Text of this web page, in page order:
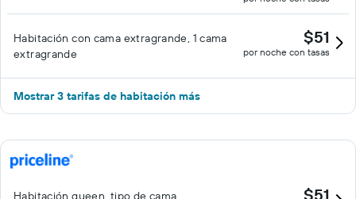
Habitación con cama extragrande, 1 cama
extragrande
$51
por noche con tasas
Mostrar 3 tarifas de habitación más
Habitación queen, tipo de cama $51